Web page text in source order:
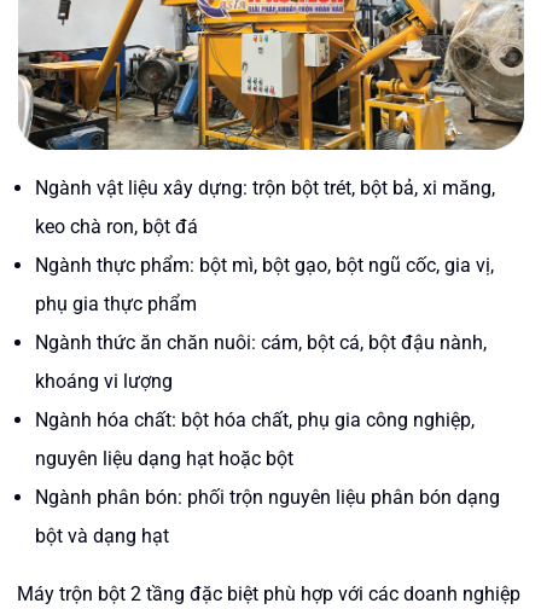
Ngành vật liệu xây dựng: trộn bột trét, bột bả, xi măng,
keo chà ron, bột đá
Ngành thực phẩm: bột mì, bột gạo, bột ngũ cốc, gia vị,
phụ gia thực phẩm
Ngành thức ăn chăn nuôi: cám, bột cá, bột đậu nành,
khoáng vi lượng
Ngành hóa chất: bột hóa chất, phụ gia công nghiệp,
nguyên liệu dạng hạt hoặc bột
Ngành phân bón: phối trộn nguyên liệu phân bón dạng
bột và dạng hạt
Máy trộn bột 2 tầng đặc biệt phù hợp với các doanh nghiệp